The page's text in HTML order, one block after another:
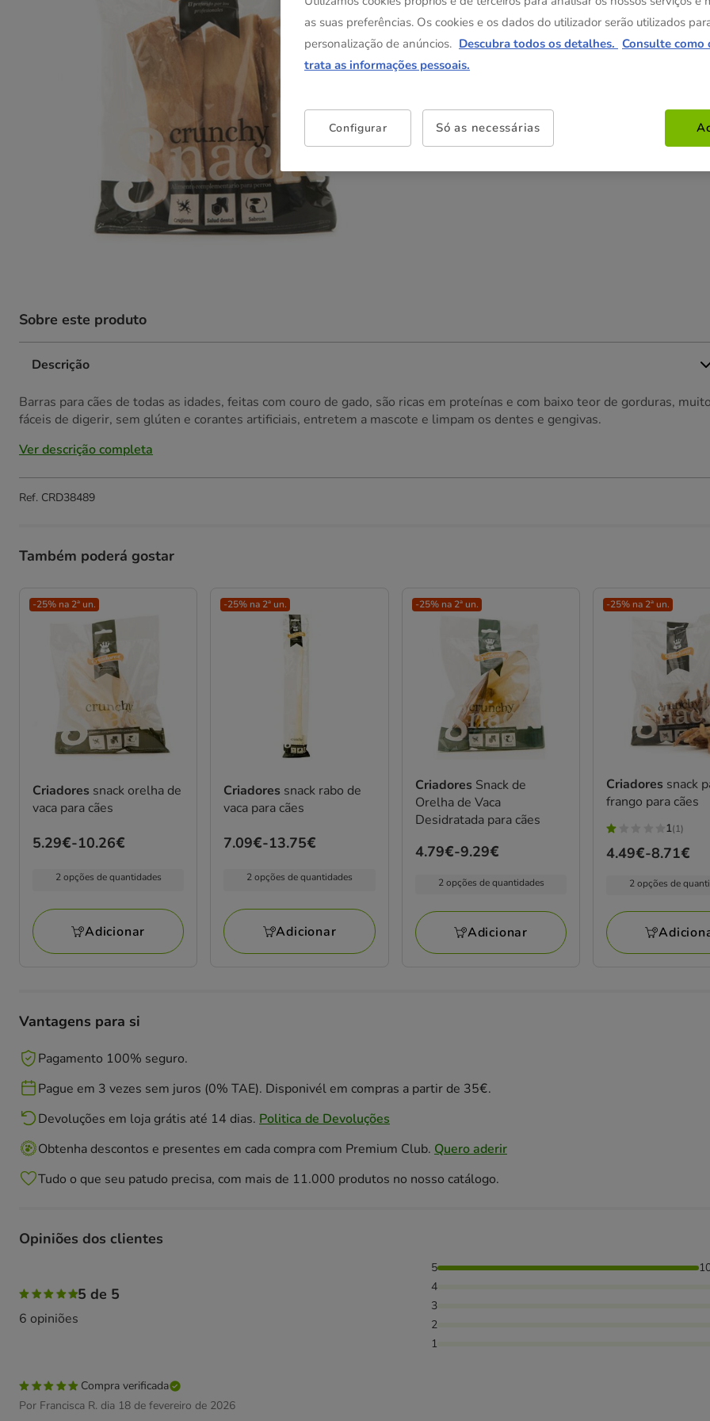
Não perca esta promoção
alimentação, higiene e acessórios.
Ver condições
Cupão: SUPER25
Sobre este produto
Descrição
Barras para cães de todas as idades, feitas com couro de gado, são ricas em proteínas e com baixo teor de gorduras, muito
fáceis de digerir, sem glúten e corantes artificiais, entretem a mascote e limpam os dentes e gengivas.
Ver descrição completa
Ref. CRD38489
Também poderá gostar
-25% na 2ª un.
Criadores snack orelha de
vaca para cães
Preço
5.29€
10.26€
5.29€-10.26€
2 opções de quantidades
Adicionar
-25% na 2ª un.
Criadores snack rabo de
vaca para cães
Preço
7.09€
13.75€
7.09€-13.75€
2 opções de quantidades
Adicionar
-25% na 2ª un.
Criadores Snack de
Orelha de Vaca
Desidratada para cães
Preço
4.79€
9.29€
4.79€-9.29€
2 opções de quantidades
Adicionar
-25% na 2ª un.
Criadores snack
frango para cães
1
estrelas
avaliações
1(1)
Preço
4.49€
8.71€
4.49€-8.71€
2 opções de
Vantagens para si
Pagamento 100% seguro.
Pague em 3 vezes sem juros (0% TAE). Disponivél em compras a partir de 35€.
Devoluções em loja grátis até 14 dias. Politica de Devoluções
Obtenha descontos e presentes em cada compra com Premium Club. Quero aderir
Tudo o que seu patudo precisa, com mais de 11.000 produtos no nosso catálogo.
Opiniões dos clientes
5 de 5
6 opiniões
5
4
3
2
1
Compra verificada
Por Francisca R. dia 18 de fevereiro de 2026
as suas preferências. Os cookies e os dados do utilizador serão utilizados
personalização de anúncios. Descubra todos os detalhes. Consulte como
trata as informações pessoais.
Configurar Só as necessárias